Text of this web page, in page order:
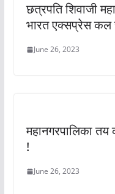
छत्रपति शिवाजी
भारत एक्सप्रेस
June 26, 2023
महानगरपालिका
!
June 26, 2023